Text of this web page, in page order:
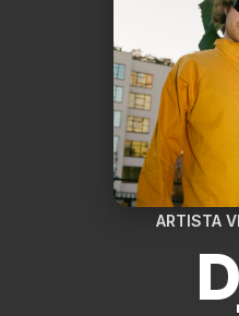
ARTISTA